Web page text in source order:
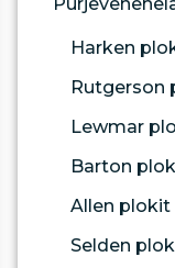
Harken
Rutgerson
Lewmar
Barton
Allen plokit
Selden